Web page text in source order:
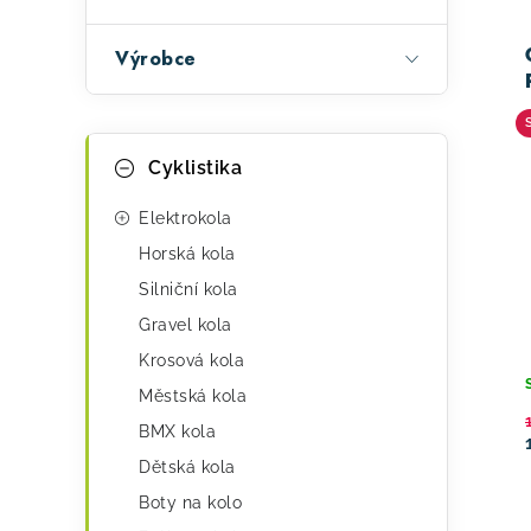
e
l
Výrobce
Přeskočit
kategorie
K
Cyklistika
Elektrokola
Horská kola
Silniční kola
Gravel kola
Krosová kola
Městská kola
BMX kola
Dětská kola
Boty na kolo
p
d
u